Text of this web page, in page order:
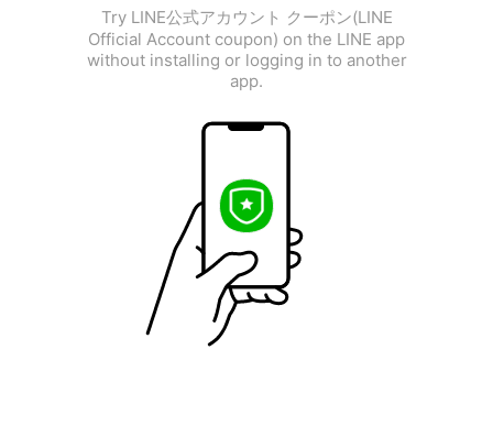
Try LINE公式アカウント クーポン(LINE
Official Account coupon) on the LINE app
without installing or logging in to another
app.